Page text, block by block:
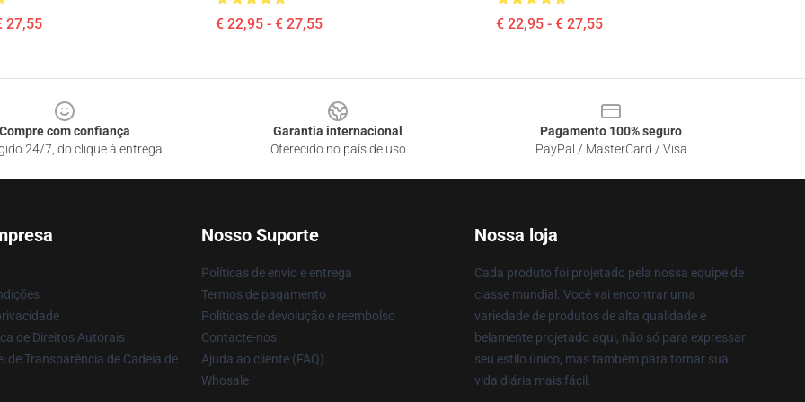
27,55 € 22,95 - € 27,55 € 22,95 - € 27,55
Compre com confiança
24/7, do clique à entrega
Garantia internacional
Oferecido no país de uso
Pagamento 100% seguro
PayPal / MasterCard / Visa
de Direitos Autorais
de Transparência de Cadeia de
Nosso Suporte
Políticas de envio e entrega
Termos de pagamento
Políticas de devolução e reembolso
Contacte-nos
Ajuda ao cliente (FAQ)
Whosale
Nossa loja
Cada produto foi projetado pela nossa equipe de
classe mundial. Você vai encontrar uma
variedade de produtos de alta qualidade e
belamente projetado aqui, não só para expressar
seu estilo único, mas também para tornar sua
vida diária mais fácil.